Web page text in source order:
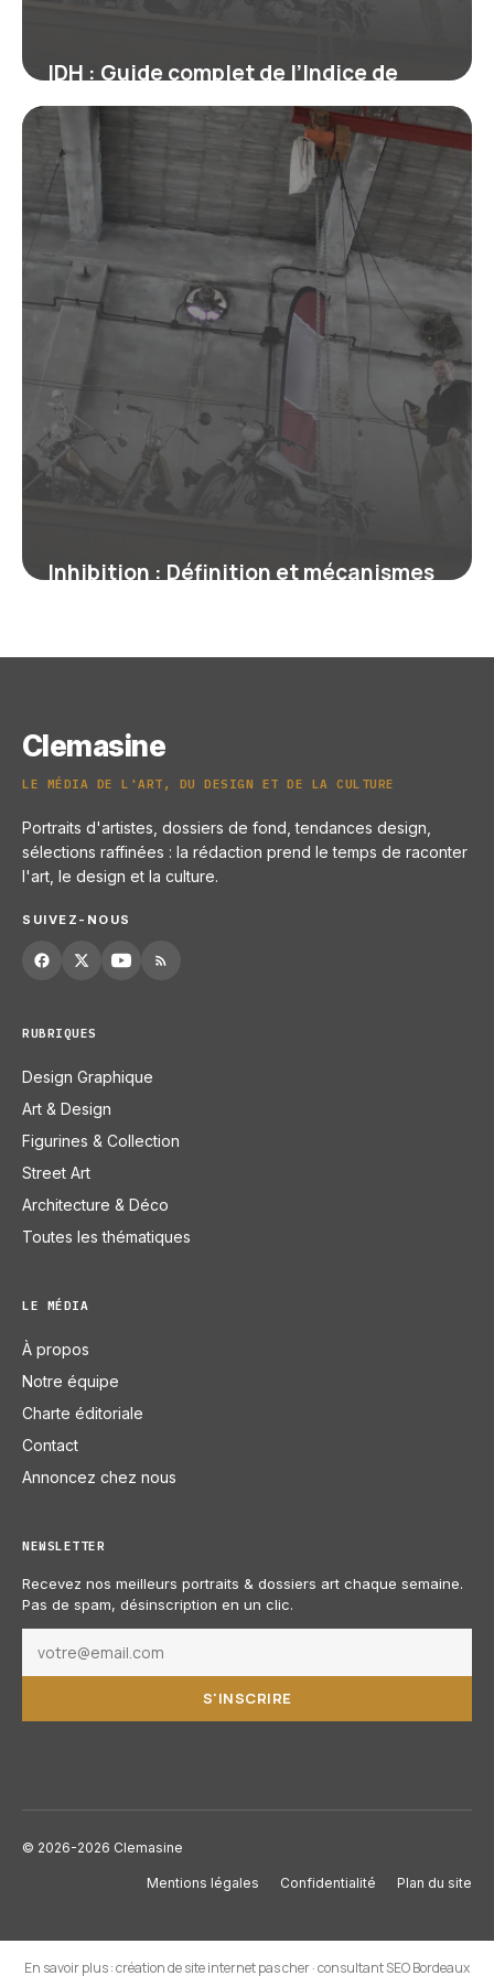
IDH : Guide complet de l’Indice de
Développement
22 juin 2026
Inhibition : Définition et mécanismes
Clemasine
LE MÉDIA DE L'ART, DU DESIGN ET DE LA CULTURE
Portraits d'artistes, dossiers de fond, tendances design,
sélections raffinées : la rédaction prend le temps de raconter
l'art, le design et la culture.
SUIVEZ-NOUS
RUBRIQUES
Design Graphique
Art & Design
Figurines & Collection
Street Art
Architecture & Déco
Toutes les thématiques
LE MÉDIA
À propos
Notre équipe
Charte éditoriale
Contact
Annoncez chez nous
NEWSLETTER
Recevez nos meilleurs portraits & dossiers art chaque semaine.
Pas de spam, désinscription en un clic.
S'INSCRIRE
© 2026-2026 Clemasine
Mentions légales Confidentialité Plan du site
En savoir plus :création de site internet pas cher·consultant SEO Bordeaux